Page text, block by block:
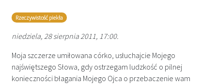
Rzeczywistość piekła
niedziela, 28 sierpnia 2011, 17:00.
Moja szczerze umiłowana córko, usłuchajcie Mojego
najświętszego Słowa, gdy ostrzegam ludzkość o pilnej
konieczności błagania Mojego Ojca o przebaczenie wam